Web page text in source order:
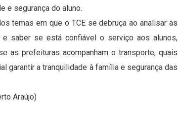
e segurança do aluno.
temas em que o TCE se debruça ao analisar as
e saber se está confiável o serviço aos alunos,
as prefeituras acompanham o transporte, quais
garantir a tranquilidade à família e segurança das
Araújo)